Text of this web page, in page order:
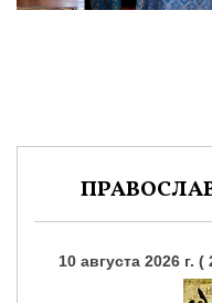
10 августа 2026 г.